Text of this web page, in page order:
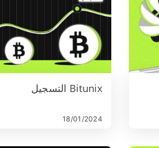
Bitunix التسجيل
18/01/2024